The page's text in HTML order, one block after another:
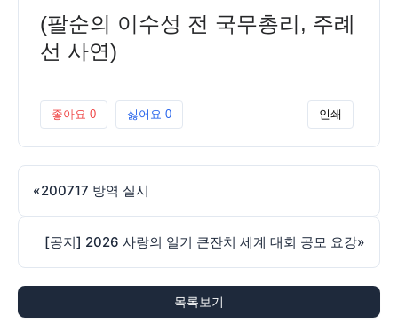
(팔순의 이수성 전 국무총리, 주례
선 사연)
좋아요 0 싫어요 0 인쇄
«200717 방역 실시
[공지] 2026 사랑의 일기 큰잔치 세계 대회 공모 요강»
목록보기